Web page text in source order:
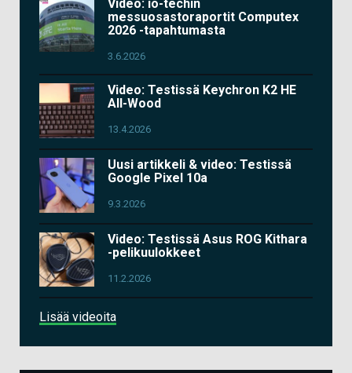
Video: io-techin
messuosastoraportit Computex
2026 -tapahtumasta
3.6.2026
Video: Testissä Keychron K2 HE
All-Wood
13.4.2026
Uusi artikkeli & video: Testissä
Google Pixel 10a
9.3.2026
Video: Testissä Asus ROG Kithara
-pelikuulokkeet
11.2.2026
Lisää videoita